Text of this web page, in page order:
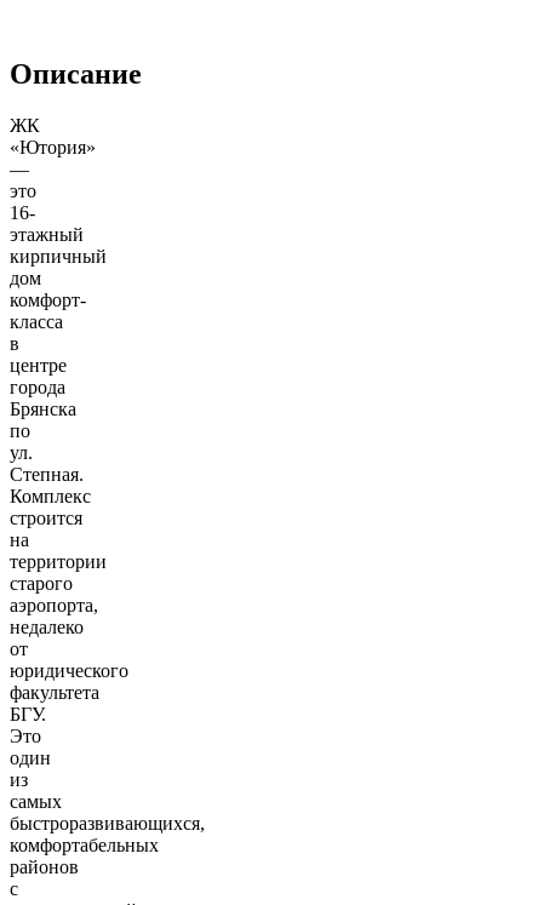
Описание
ЖК
«Ютория»
—
это
16-
этажный
кирпичный
дом
комфорт-
класса
в
центре
города
Брянска
по
ул.
Степная.
Комплекс
строится
на
территории
старого
аэропорта,
недалеко
от
юридического
факультета
БГУ.
Это
один
из
самых
быстроразвивающихся,
комфортабельных
районов
с